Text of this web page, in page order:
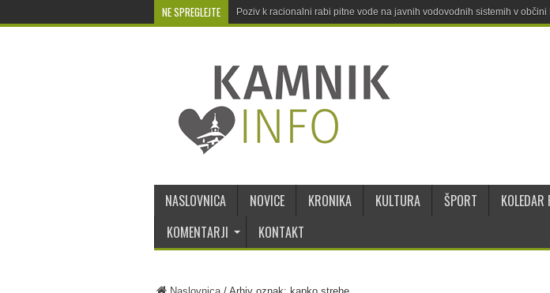
NE SPREGLEJTE Poziv k racionalni rabi pitne vode na javnih vodovodnih sistemih v občini
NASLOVNICA NOVICE KRONIKA KULTURA ŠPORT KOLEDAR
KOMENTARJI
KONTAKT